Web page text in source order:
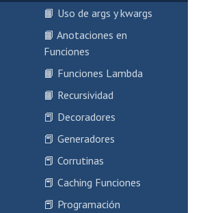
📙 Uso de args y kwargs
📙 Anotaciones en
Funciones
📙 Funciones Lambda
📙 Recursividad
📕 Decoradores
📕 Generadores
📕 Corrutinas
📕 Caching Funciones
📕 Programación